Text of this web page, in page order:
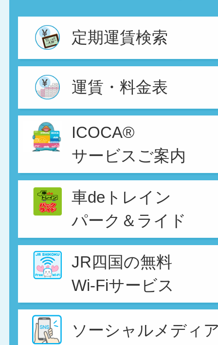
定期運賃検索
運賃・料金表
ICOCA®
サービスご案内
車deトレイン
パーク＆ライド
JR四国の無料
Wi-Fiサービス
ソーシャルメディ